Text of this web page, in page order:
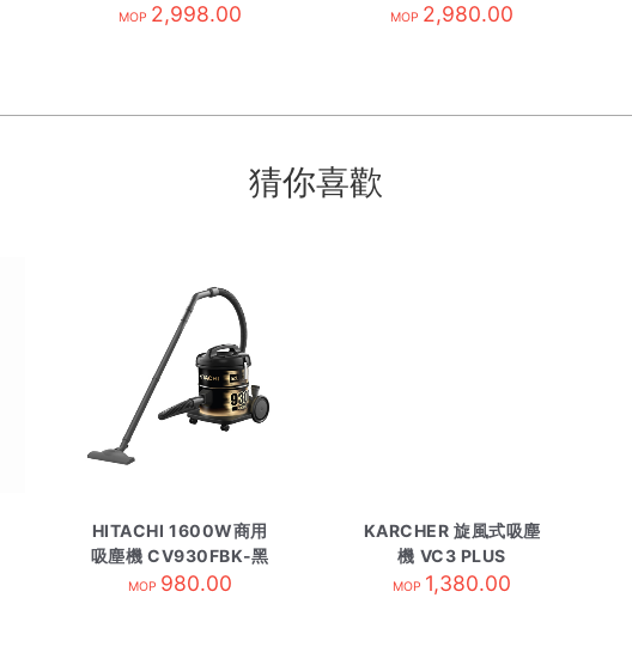
WQ61-1OGG/麻石灰
MOP 2,998.00
金
MOP 2,980.00
猜你喜歡
HITACHI 1600W商用
吸塵機 CV930FBK-黑
金
MOP 980.00
KARCHER 旋風式吸塵
機 VC3 PLUS
MOP 1,380.00